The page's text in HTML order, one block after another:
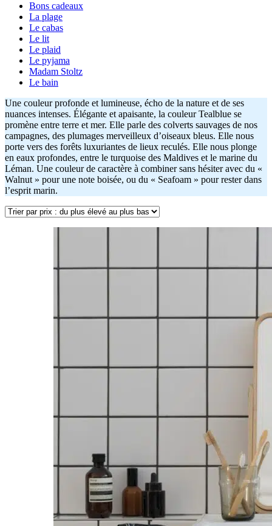
Bons cadeaux
La plage
Le cabas
Le lit
Le plaid
Le pyjama
Madam Stoltz
Le bain
Une couleur profonde et lumineuse, écho de la nature et de ses
nuances intenses. Élégante et apaisante, la couleur Tealblue se
promène entre terre et mer. Elle parle des colverts sauvages de nos
campagnes, des plumages merveilleux d’oiseaux bleus. Elle nous
porte vers des forêts luxuriantes de lieux reculés. Elle nous plonge
en eaux profondes, entre le turquoise des Maldives et le marine du
Léman. Une couleur de caractère à combiner sans hésiter avec du «
Walnut » pour une note boisée, ou du « Seafoam » pour rester dans
l’esprit marin.